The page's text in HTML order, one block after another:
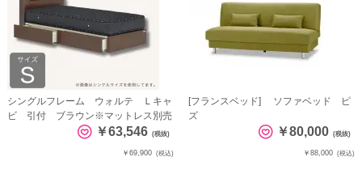
シングルフレーム ウォルテ Ｌキャ
ビ 引付 ブラウン※マットレス別売
￥63,546 (税抜)
￥69,900 (税込)
[フランスベッド] ソファベッド ピ
ズ
￥80,000 (税抜)
￥88,000 (税込)